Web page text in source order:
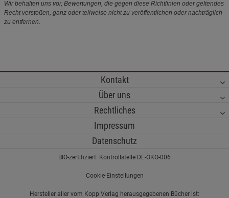
Wir behalten uns vor, Bewertungen, die gegen diese Richtlinien oder geltendes
Recht verstoßen, ganz oder teilweise nicht zu veröffentlichen oder nachträglich
zu entfernen.
Kontakt
Über uns
Rechtliches
Impressum
Datenschutz
BIO-zertifiziert: Kontrollstelle DE-ÖKO-006
Cookie-Einstellungen
Hersteller aller vom Kopp Verlag herausgegebenen Bücher ist: